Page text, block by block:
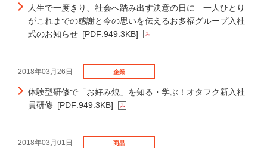
人生で一度きり、社会へ踏み出す決意の日に 一人ひとり
がこれまでの感謝と今の思いを伝えるお多福グループ入社
式のお知らせ [PDF:949.3KB]
2018年03月26日 企業
体験型研修で「お好み焼」を知る・学ぶ！オタフク新入社
員研修 [PDF:949.3KB]
2018年03月01日 商品